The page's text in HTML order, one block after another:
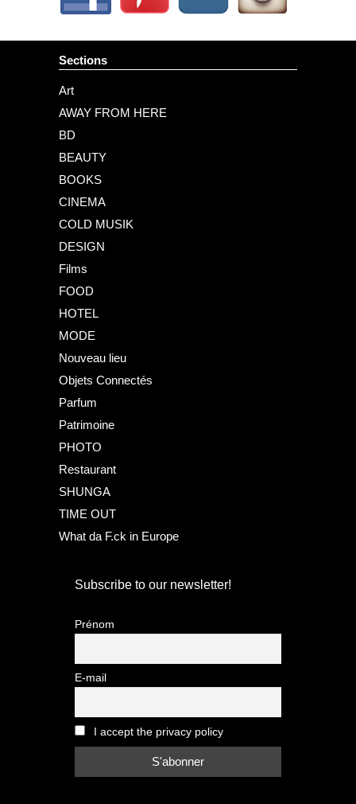
Sections
Art
AWAY FROM HERE
BD
BEAUTY
BOOKS
CINEMA
COLD MUSIK
DESIGN
Films
FOOD
HOTEL
MODE
Nouveau lieu
Objets Connectés
Parfum
Patrimoine
PHOTO
Restaurant
SHUNGA
TIME OUT
What da F.ck in Europe
Subscribe to our newsletter!
Prénom
E-mail
I accept the privacy policy